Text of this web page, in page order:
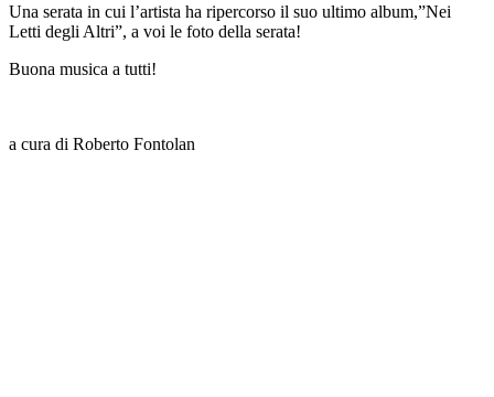
Una serata in cui l’artista ha ripercorso il suo ultimo album,”Nei
Letti degli Altri”, a voi le foto della serata!
Buona musica a tutti!
a cura di Roberto Fontolan